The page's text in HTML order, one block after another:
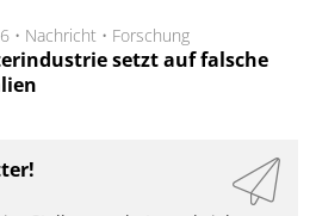
• Nachricht • Forschung
setzt auf falsche